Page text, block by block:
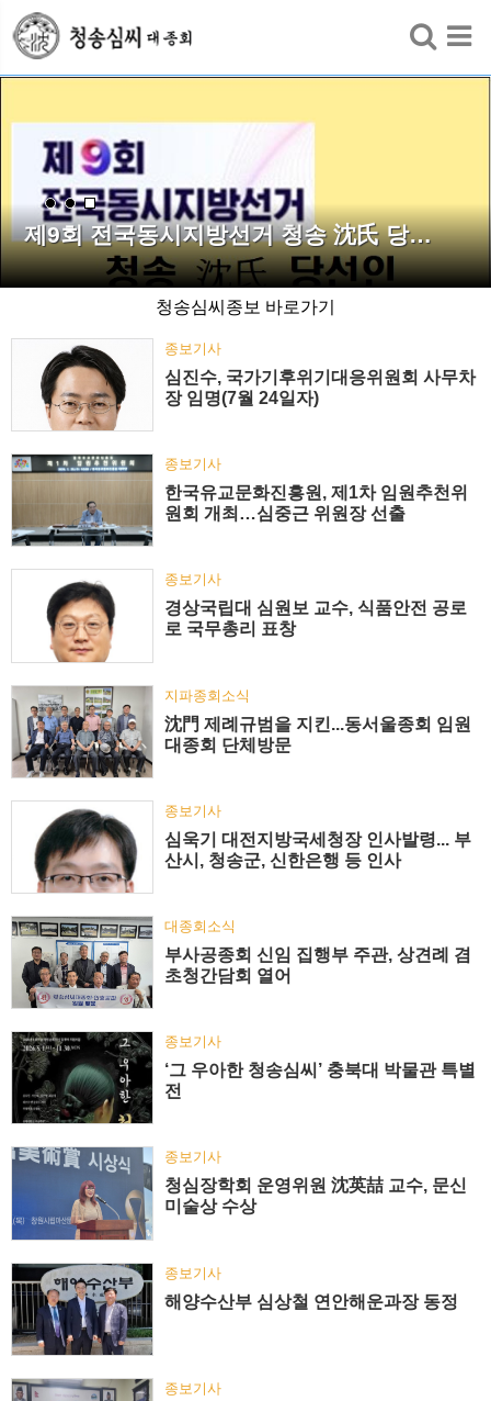
제9회 전국동시지방선거 청송 沈氏 당…
청송심씨종보 바로가기
종보기사
심진수, 국가기후위기대응위원회 사무차
장 임명(7월 24일자)
종보기사
한국유교문화진흥원, 제1차 임원추천위
원회 개최…심중근 위원장 선출
종보기사
경상국립대 심원보 교수, 식품안전 공로
로 국무총리 표창
지파종회소식
沈門 제례규범을 지킨...동서울종회 임원
대종회 단체방문
종보기사
심욱기 대전지방국세청장 인사발령... 부
산시, 청송군, 신한은행 등 인사
대종회소식
부사공종회 신임 집행부 주관, 상견례 겸
초청간담회 열어
종보기사
‘그 우아한 청송심씨’ 충북대 박물관 특별
전
종보기사
청심장학회 운영위원 沈英喆 교수, 문신
미술상 수상
종보기사
해양수산부 심상철 연안해운과장 동정
종보기사